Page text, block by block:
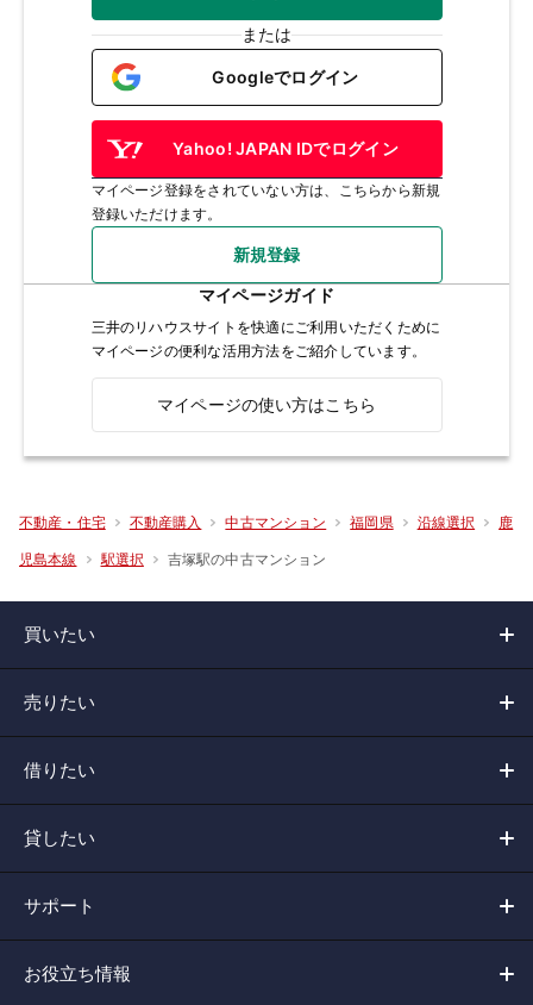
または
Googleでログイン
Yahoo! JAPAN IDでログイン
マイページ登録をされていない方は、こちらから新規
登録いただけます。
新規登録
マイページガイド
三井のリハウスサイトを快適にご利用いただくために
マイページの便利な活用方法をご紹介しています。
マイページの使い方はこちら
不動産・住宅 不動産購入 中古マンション 福岡県 沿線選択 鹿
児島本線 駅選択 吉塚駅の中古マンション
買いたい
売りたい
借りたい
貸したい
サポート
お役立ち情報